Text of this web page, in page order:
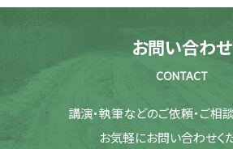
お問い合わせ
CONTACT
講演・執筆などのご依頼・ご相
お気軽にお問い合わせく